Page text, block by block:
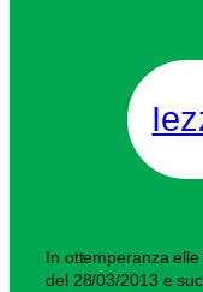
In ottemperanza
del 28/03/2013 e